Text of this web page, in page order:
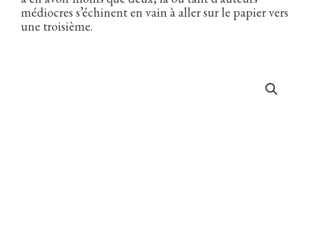
médiocres s’échinent en vain à aller sur le papier vers
une troisième.